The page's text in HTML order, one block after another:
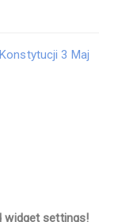
3 Maj
widget settings!